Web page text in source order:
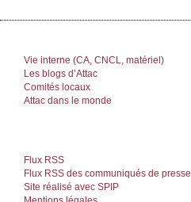
Vie interne (CA, CNCL, matériel)
Les blogs d’Attac
Comités locaux
Attac dans le monde
Flux RSS
Flux RSS des communiqués de presse
Site réalisé avec SPIP